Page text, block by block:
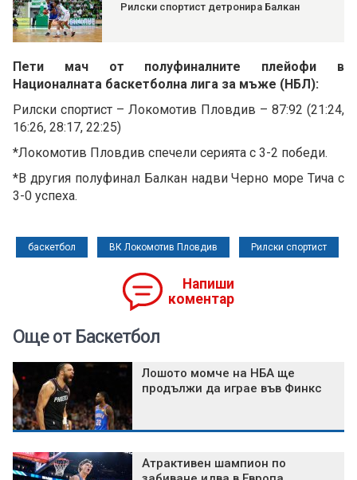
Рилски спортист детронира Балкан
Пети мач от полуфиналните плейофи в
Националната баскетболна лига за мъже (НБЛ):
Рилски спортист – Локомотив Пловдив – 87:92 (21:24,
16:26, 28:17, 22:25)
*Локомотив Пловдив спечели серията с 3-2 победи.
*В другия полуфинал Балкан надви Черно море Тича с
3-0 успеха.
баскетбол ВК Локомотив Пловдив Рилски спортист
Напиши
коментар
Още от Баскетбол
Лошото момче на НБА ще
продължи да играе във Финкс
Атрактивен шампион по